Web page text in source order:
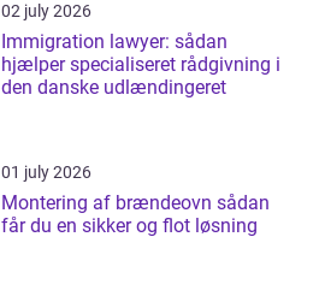
02 july 2026
Immigration lawyer: sådan
hjælper specialiseret rådgivning i
den danske udlændingeret
01 july 2026
Montering af brændeovn sådan
får du en sikker og flot løsning